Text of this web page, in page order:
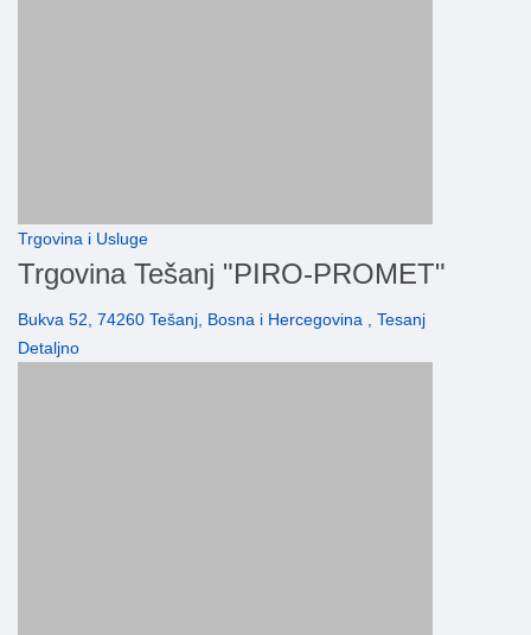
Trgovina i Usluge
Trgovina Tešanj "PIRO-PROMET"
Bukva 52, 74260 Tešanj, Bosna i Hercegovina , Tesanj
Detaljno